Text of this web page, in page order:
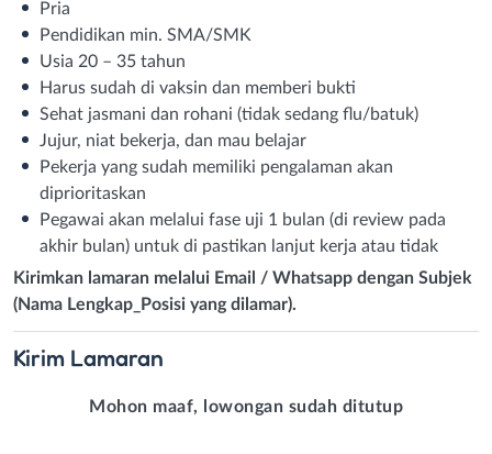
Pria
Pendidikan min. SMA/SMK
Usia 20 – 35 tahun
Harus sudah di vaksin dan memberi bukti
Sehat jasmani dan rohani (tidak sedang flu/batuk)
Jujur, niat bekerja, dan mau belajar
Pekerja yang sudah memiliki pengalaman akan
diprioritaskan
Pegawai akan melalui fase uji 1 bulan (di review pada
akhir bulan) untuk di pastikan lanjut kerja atau tidak
Kirimkan lamaran melalui Email / Whatsapp dengan Subjek
(Nama Lengkap_Posisi yang dilamar).
Kirim Lamaran
Mohon maaf, lowongan sudah ditutup